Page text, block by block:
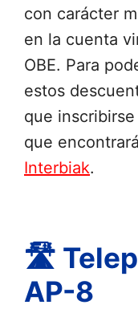
con carácter
en la cuenta
OBE. Para
estos
que
que
Interbiak.
🛣
AP-8